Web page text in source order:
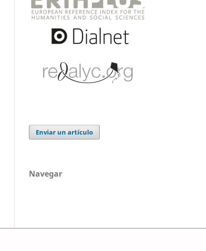
Enviar un artículo
Navegar